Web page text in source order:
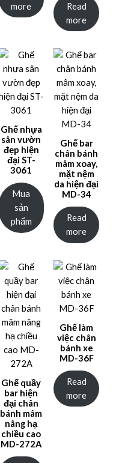
more
Read
more
Ghế nhựa
sân vườn
đẹp hiện
đại ST-
3061
Mua
sản
phẩm
Ghế bar
chân bánh
mâm xoay,
mặt nệm
da hiện đại
MD-34
Read
more
Ghế quầy
bar hiện
đại chân
bánh mâm
nâng hạ
chiều cao
MD-272A
Ghế làm
việc chân
bánh xe
MD-36F
Read
more